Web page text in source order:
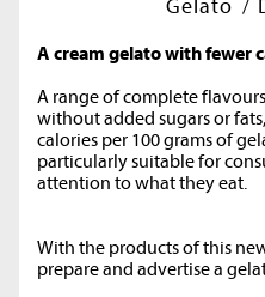
A cream gelato with fewer
A range of complete
without added sugars or
calories per 100 grams of
particularly suitable for
attention to what they eat.
With the products of this
prepare and advertise a